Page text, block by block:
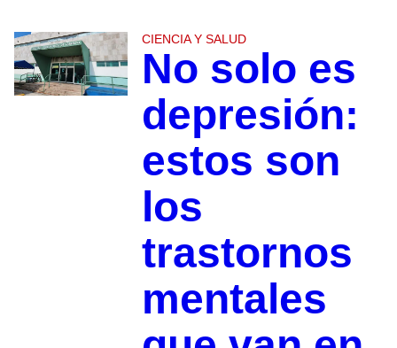
CIENCIA Y SALUD
No solo es
depresión:
estos son
los
trastornos
mentales